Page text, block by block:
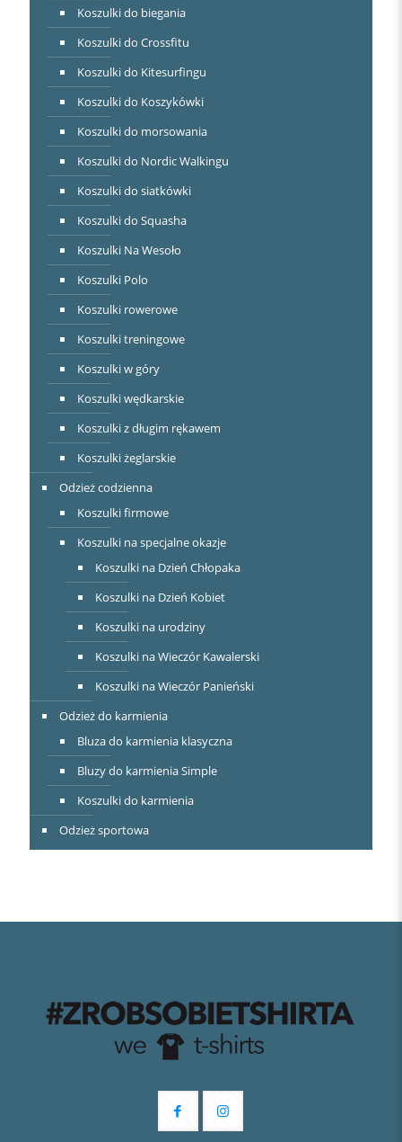
Koszulki do biegania
Koszulki do Crossfitu
Koszulki do Kitesurfingu
Koszulki do Koszykówki
Koszulki do morsowania
Koszulki do Nordic Walkingu
Koszulki do siatkówki
Koszulki do Squasha
Koszulki Na Wesoło
Koszulki Polo
Koszulki rowerowe
Koszulki treningowe
Koszulki w góry
Koszulki wędkarskie
Koszulki z długim rękawem
Koszulki żeglarskie
Odzież codzienna
Koszulki firmowe
Koszulki na specjalne okazje
Koszulki na Dzień Chłopaka
Koszulki na Dzień Kobiet
Koszulki na urodziny
Koszulki na Wieczór Kawalerski
Koszulki na Wieczór Panieński
Odzież do karmienia
Bluza do karmienia klasyczna
Bluzy do karmienia Simple
Koszulki do karmienia
Odzież sportowa